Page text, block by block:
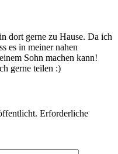
dort gerne zu Hause. Da ich
es in meiner nahen
Sohn machen kann!
gerne teilen :)
Erforderliche